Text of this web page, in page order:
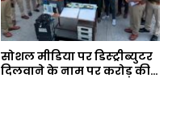
सोशल मीडिया पर डिस्ट्रीब्युटर
दिलवाने के नाम पर करोड़ की…